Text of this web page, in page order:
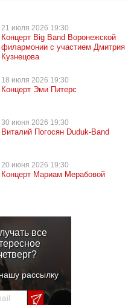
21 июля 2026 19:30
Концерт Big Band Воронежской
филармонии с участием Дмитрия
Кузнецова
18 июля 2026 19:30
Концерт Эми Питерс
30 июня 2026 19:30
Виталий Погосян Duduk-Band
20 июня 2026 19:30
Концерт Мариам Мерабовой
все
рассылку